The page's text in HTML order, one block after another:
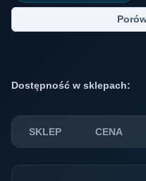
Dostępność w sklepach:
SKLEP CENA